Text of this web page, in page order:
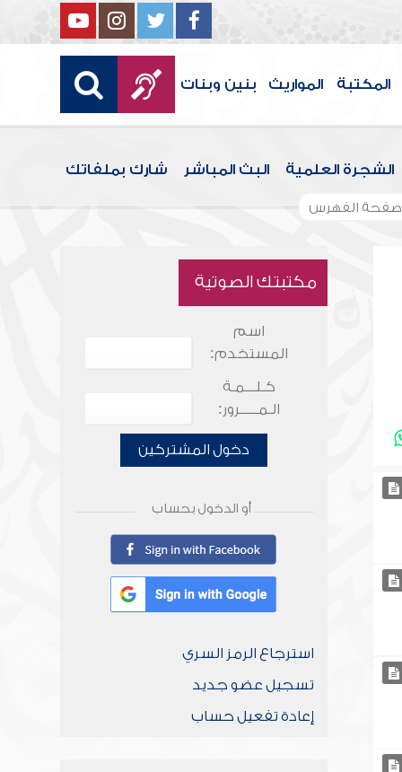
المكتبة المواريث بنين وبنات
الشجرة العلمية البث المباشر شارك بملفاتك
صفحة الفهرس
مكتبتك الصوتية
اسم
المستخدم:
كـلـــمـة
الـمـــــرور:
دخول المشتركين
أو الدخول بحساب
استرجاع الرمز السري
تسجيل عضو جديد
إعادة تفعيل حساب